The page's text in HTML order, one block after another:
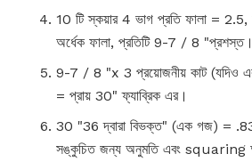
10 টি স্কয়ার 4 ভাগ প্রতি ফালা = 2.5,
অর্ধেক ফালা, প্রতিটি 9-7 / 8 "প্রশস্ত।
9-7 / 8 "x 3 প্রয়োজনীয় কাট (যদিও
= প্রায় 30" ফ্যাব্রিক এর।
30 "36 দ্বারা বিভক্ত" (এক গজ) = .83
সঙ্কুচিত জন্য অনুমতি এবং squaring